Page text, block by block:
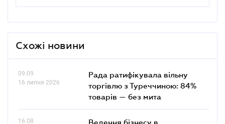
Схожі новини
09.09
16 липня 2026
Рада ратифікувала вільну
торгівлю з Туреччиною: 84%
товарів — без мита
16.08
Ведення бізнесу в